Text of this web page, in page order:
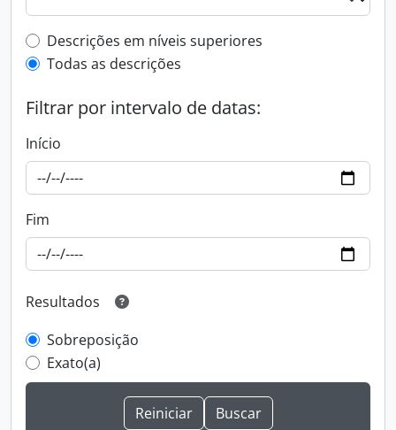
Filtro de descrição de nível superior
Descrições em níveis superiores
Todas as descrições
Filtrar por intervalo de datas:
Início
Fim
Resultados
Sobreposição
Exato(a)